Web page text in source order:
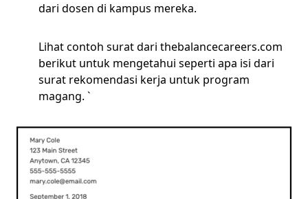
dari dosen di kampus mereka.
Lihat contoh surat dari thebalancecareers.com
berikut untuk mengetahui seperti apa isi dari
surat rekomendasi kerja untuk program
magang. `